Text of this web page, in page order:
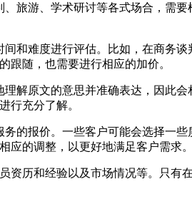
游、学术研讨等各式场合，需要
和难度进行评估。比如，在商务
跟随，也需要进行相应的加价。
原文的意思并准确表达，因此会
行充分了解。
报价。一些客户可能会选择一
应的调整，以更好地满足客户需求。
历和经验以及市场情况等。只有